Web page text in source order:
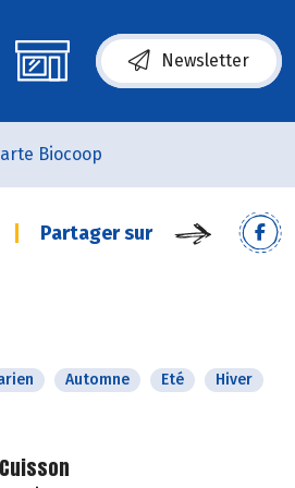
Newsletter
Biocoop
Partager sur
Automne Eté
Hiver
Cuisson